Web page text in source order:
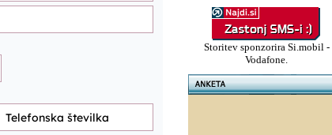
Storitev sponzorira Si.mobil -
Vodafone.